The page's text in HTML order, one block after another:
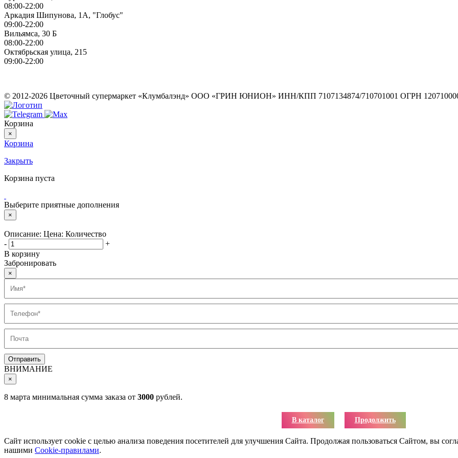
08:00-22:00
Аркадия Шипунова, 1А, "Глобус"
09:00-22:00
Вильямса, 30 Б
08:00-22:00
Октябрьская улица, 215
09:00-22:00
© 2012-2026 Цветочный супермаркет «Клумбалэнд» ООО «ГРИН ЮНИОН» ИНН/КПП 7107134874/710701001 ОГРН
Корзина
×
Корзина
Закрыть
Корзина пуста
Выберите приятные дополнения
×
Описание: Цена: Количество
-
+
В корзину
Забронировать
×
ВНИМАНИЕ
×
8 марта минимальная сумма заказа от 3000 рублей.
В каталог Продолжить
Сайт использует cookie с целью анализа поведения посетителей для улучшения Сайта. Продолжая пользоваться Сайтом, вы
нашими Cookie-правилами.